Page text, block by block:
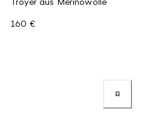
160 €